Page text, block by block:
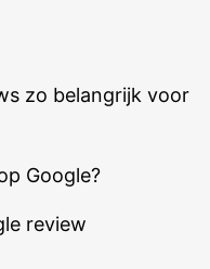
zo belangrijk voor
Google?
review